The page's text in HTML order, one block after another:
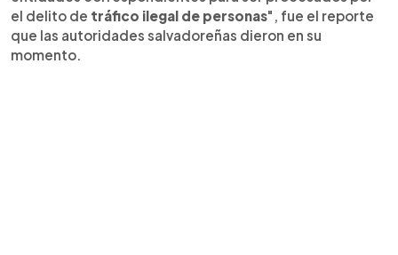
el delito de tráfico ilegal de personas", fue el reporte
que las autoridades salvadoreñas dieron en su
momento.